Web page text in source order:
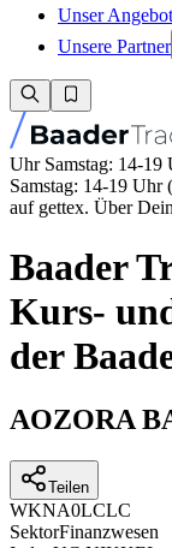
Unser Angebot
Unsere Partner
Uhr Samstag: 14-19
Samstag: 14-19 Uhr
auf gettex. Über
Baader
Kurs-
der
AOZORA
Teilen
WKNA0LCLC
SektorFinanzwesen